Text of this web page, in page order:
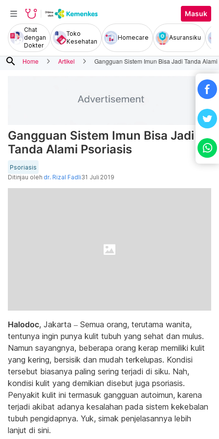
Masuk
Chat
dengan
Dokter
Toko
Kesehatan
Homecare Asuransiku
search Home Artikel Gangguan Sistem Imun Bisa Jadi Tanda
Gangguan Sistem Imun Bisa Jadi
Tanda Alami Psoriasis
Psoriasis
Ditinjau oleh dr. Rizal Fadli31 Juli 2019
Halodoc, Jakarta – Semua orang, terutama wanita,
tentunya ingin punya kulit tubuh yang sehat dan mulus.
Namun sayangnya, beberapa orang kerap memiliki kulit
yang kering, bersisik dan mudah terkelupas. Kondisi
tersebut biasanya paling sering terjadi di siku. Nah,
kondisi kulit yang demikian disebut juga psoriasis.
Penyakit kulit ini termasuk gangguan autoimun, karena
terjadi akibat adanya kesalahan pada sistem kekebalan
tubuh pengidapnya. Yuk, simak penjelasannya lebih
lanjut di sini.